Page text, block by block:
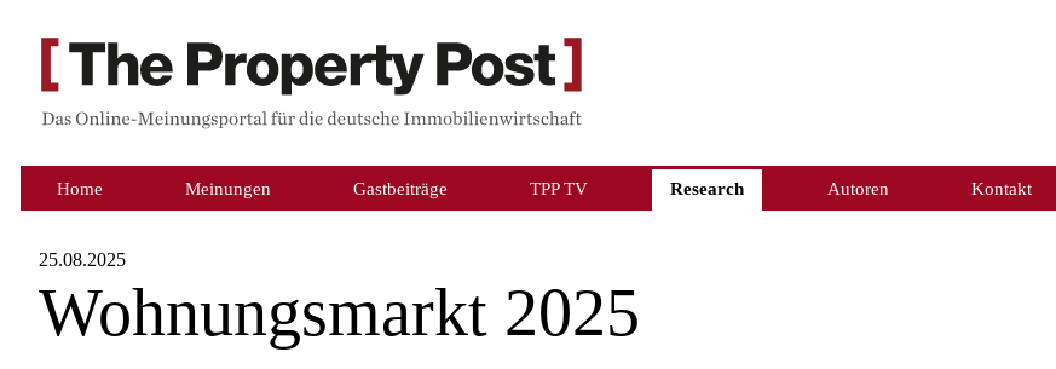
Home Meinungen Gastbeiträge TPP TV Research Autoren Kontakt
25.08.2025
Wohnungsmarkt 2025